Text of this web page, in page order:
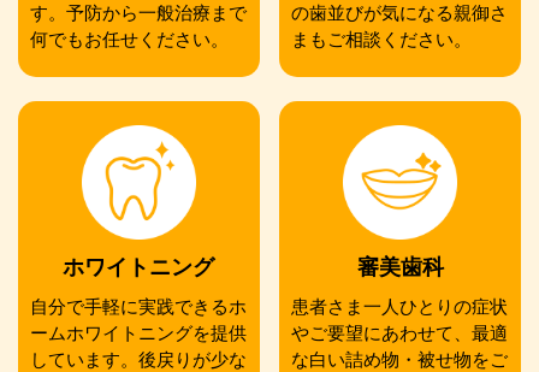
す。予防から一般治療まで
何でもお任せください。
の歯並びが気になる親御さ
まもご相談ください。
ホワイトニング
自分で手軽に実践できるホ
ームホワイトニングを提供
しています。後戻りが少な
審美歯科
患者さま一人ひとりの症状
やご要望にあわせて、最適
な白い詰め物・被せ物をご